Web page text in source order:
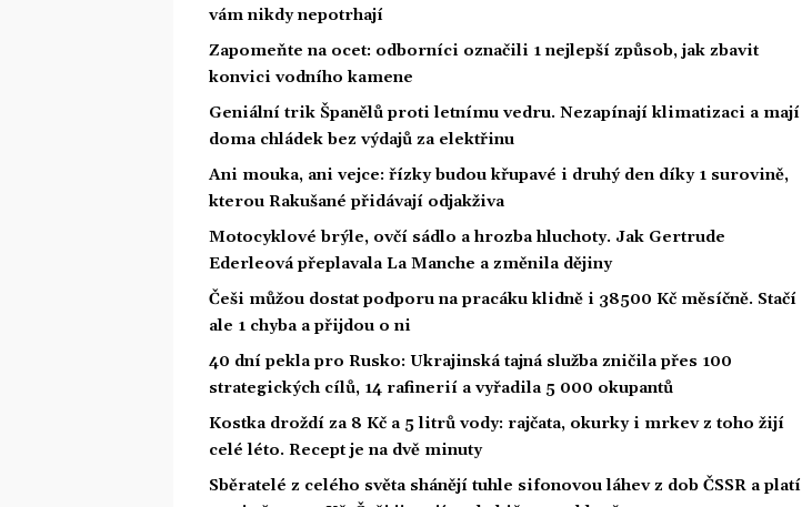
vám nikdy nepotrhají
Zapomeňte na ocet: odborníci označili 1 nejlepší způsob, jak zbavit
konvici vodního kamene
Geniální trik Španělů proti letnímu vedru. Nezapínají klimatizaci a mají
doma chládek bez výdajů za elektřinu
Ani mouka, ani vejce: řízky budou křupavé i druhý den díky 1 surovině,
kterou Rakušané přidávají odjakživa
Motocyklové brýle, ovčí sádlo a hrozba hluchoty. Jak Gertrude
Ederleová přeplavala La Manche a změnila dějiny
Češi můžou dostat podporu na pracáku klidně i 38500 Kč měsíčně. Stačí
ale 1 chyba a přijdou o ni
40 dní pekla pro Rusko: Ukrajinská tajná služba zničila přes 100
strategických cílů, 14 rafinerií a vyřadila 5 000 okupantů
Kostka droždí za 8 Kč a 5 litrů vody: rajčata, okurky i mrkev z toho žijí
celé léto. Recept je na dvě minuty
Sběratelé z celého světa shánějí tuhle sifonovou láhev z dob ČSSR a platí